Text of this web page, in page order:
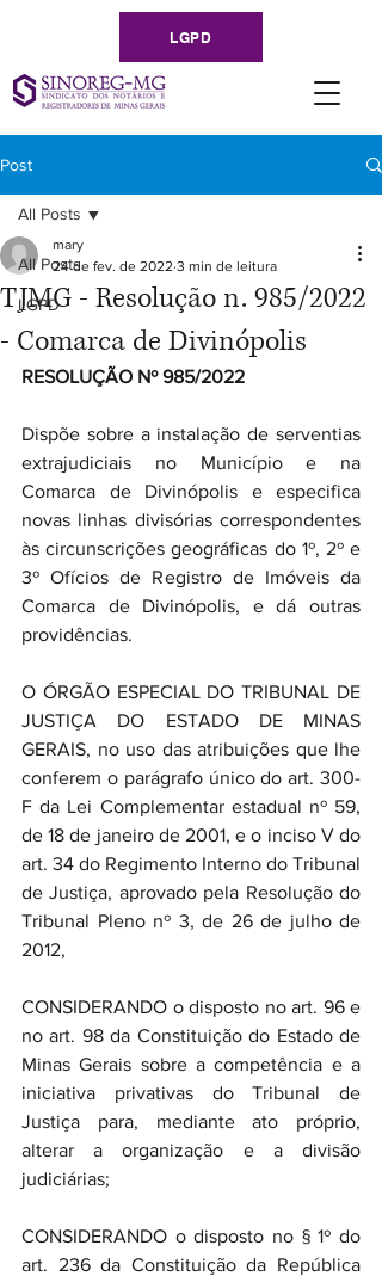
LGPD
Post
All Posts
LGPD
All Posts
TJMG - Resolução n. 985/2022
- Comarca de Divinópolis
mary
24 de fev. de 2022 3 min de leitura
RESOLUÇÃO Nº 985/2022
Dispõe sobre a instalação de serventias
extrajudiciais no Município e na
Comarca de Divinópolis e especifica
novas linhas divisórias correspondentes
às circunscrições geográficas do 1º, 2º e
3º Ofícios de Registro de Imóveis da
Comarca de Divinópolis, e dá outras
providências.
O ÓRGÃO ESPECIAL DO TRIBUNAL DE
JUSTIÇA DO ESTADO DE MINAS
GERAIS, no uso das atribuições que lhe
conferem o parágrafo único do art. 300-
F da Lei Complementar estadual nº 59,
de 18 de janeiro de 2001, e o inciso V do
art. 34 do Regimento Interno do Tribunal
de Justiça, aprovado pela Resolução do
Tribunal Pleno nº 3, de 26 de julho de
2012,
CONSIDERANDO o disposto no art. 96 e
no art. 98 da Constituição do Estado de
Minas Gerais sobre a competência e a
iniciativa privativas do Tribunal de
Justiça para, mediante ato próprio,
alterar a organização e a divisão
judiciárias;
CONSIDERANDO o disposto no § 1º do
art. 236 da Constituição da República